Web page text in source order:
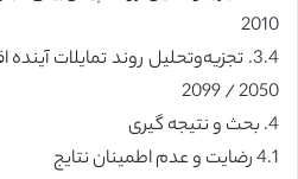
2010
2050 / 2099
4. بحث و نتیجه گیری
4.1 رضایت و عدم اطمینان نتایج